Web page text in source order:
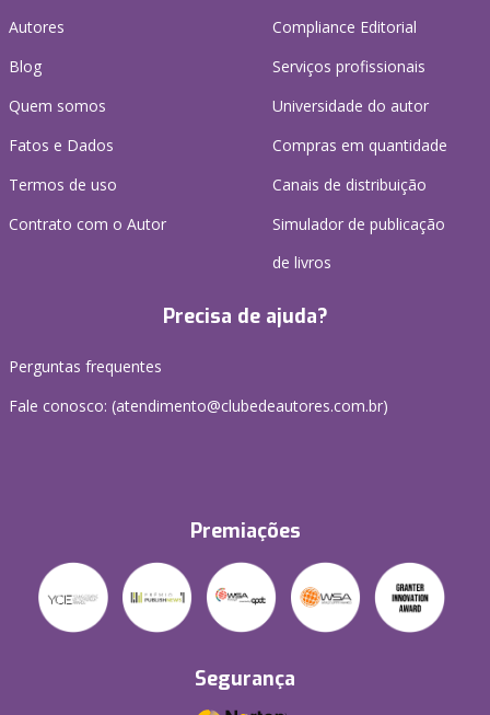
Autores
Blog
Quem somos
Fatos e Dados
Termos de uso
Contrato com o Autor
Compliance Editorial
Serviços profissionais
Universidade do autor
Compras em quantidade
Canais de distribuição
Simulador de publicação
de livros
Precisa de ajuda?
Perguntas frequentes
Fale conosco: (atendimento@clubedeautores.com.br)
Premiações
Segurança